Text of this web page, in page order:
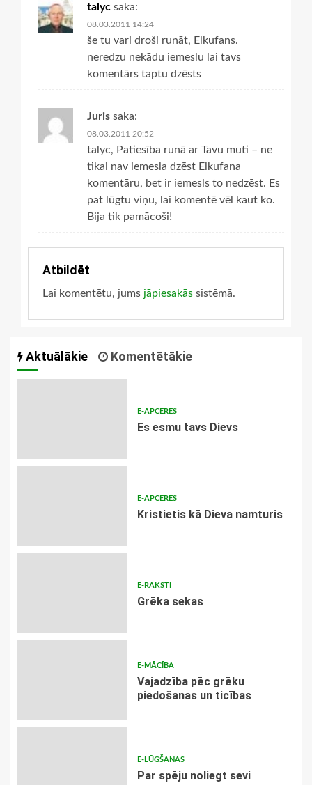
talyc saka:
08.03.2011 14:24
še tu vari droši runāt, Elkufans.
neredzu nekādu iemeslu lai tavs
komentārs taptu dzēsts
Juris saka:
08.03.2011 20:52
talyc, Patiesība runā ar Tavu muti – ne
tikai nav iemesla dzēst Elkufana
komentāru, bet ir iemesls to nedzēst. Es
pat lūgtu viņu, lai komentē vēl kaut ko.
Bija tik pamācoši!
Atbildēt
Lai komentētu, jums jāpiesakās sistēmā.
Aktuālākie Komentētākie
E-APCERES
Es esmu tavs Dievs
E-APCERES
Kristietis kā Dieva namturis
E-RAKSTI
Grēka sekas
E-MĀCĪBA
Vajadzība pēc grēku
piedošanas un ticības
E-LŪGŠANAS
Par spēju noliegt sevi